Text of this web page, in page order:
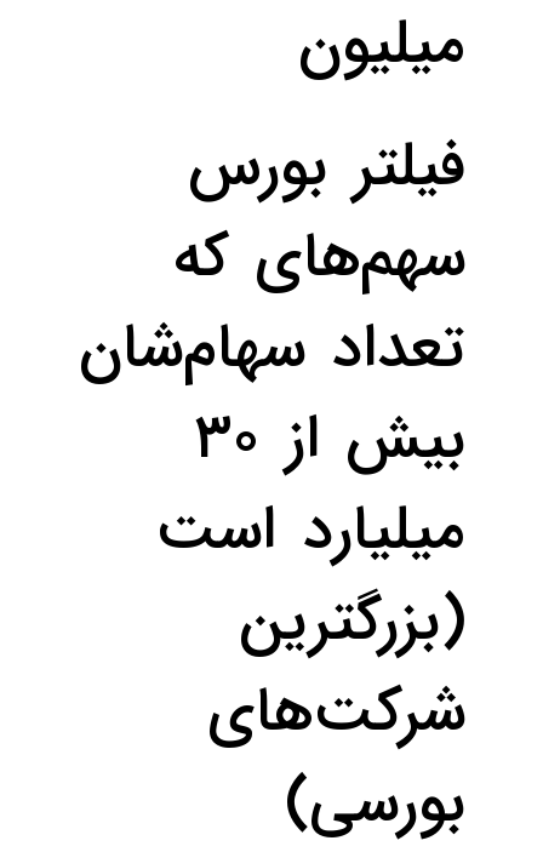
میلیون
فیلتر بورس
سهم‌های که
تعداد سهام‌شان
بیش از ۳۰
میلیارد است
(بزرگترین
شرکت‌های
بورسی)